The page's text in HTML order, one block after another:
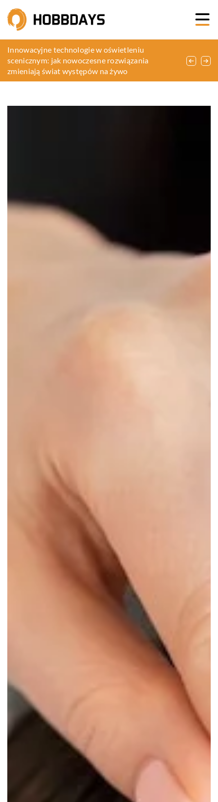
Zanurz się w świecie domowego robienia mydła
jako sposób na relaks i twórcze spełnienie
Innowacyjne technologie w oświetleniu
scenicznym: jak nowoczesne rozwiązania
zmieniają świat występów na żywo
Jakie dodatki idealnie komponują się z
falbanowymi kreacjami?